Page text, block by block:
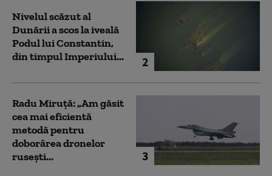
2
Nivelul scăzut al
Dunării a scos la iveală
Podul lui Constantin,
din timpul Imperiului...
3
Radu Miruță: „Am găsit
cea mai eficientă
metodă pentru
doborârea dronelor
rusești...